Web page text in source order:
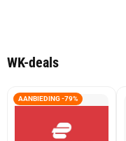
WK-deals
AANBIEDING -79%